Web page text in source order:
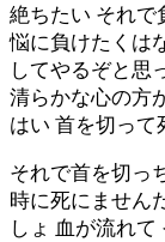
絶ちたい それで
悩に負けたくは
してやるぞと思
清らかな心の方
はい 首を切って
それで首を切っ
時に死にません
しょ 血が流れ